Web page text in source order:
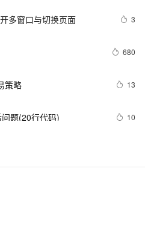
多窗口与切换页面 3
680
策略 13
题(20行代码) 10
详解